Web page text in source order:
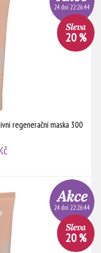
regenerační maska 300
24 dní 22:26:44
20 %
24 dní 22:26:44
20 %